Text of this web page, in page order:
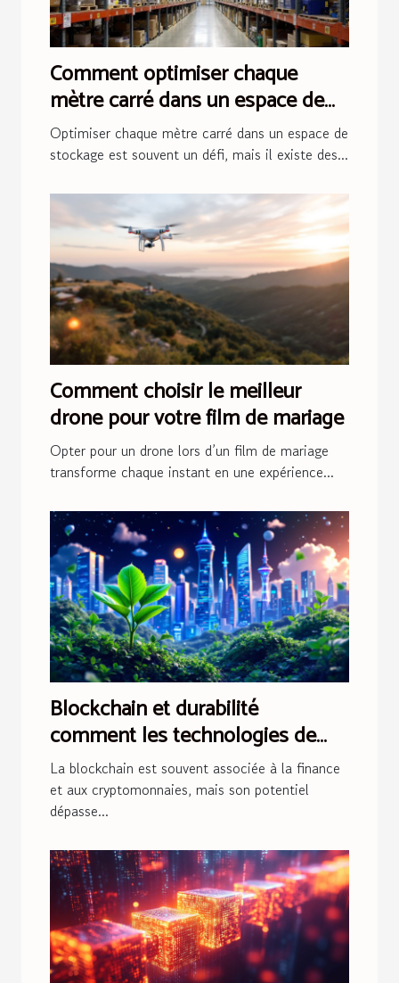
Comment optimiser chaque
mètre carré dans un espace de
stockage ?
Optimiser chaque mètre carré dans un espace de
stockage est souvent un défi, mais il existe des...
Comment choisir le meilleur
drone pour votre film de mariage
Opter pour un drone lors d’un film de mariage
transforme chaque instant en une expérience...
Blockchain et durabilité
comment les technologies de
registre distribué contribuent à
un avenir écologique
La blockchain est souvent associée à la finance
et aux cryptomonnaies, mais son potentiel
dépasse...